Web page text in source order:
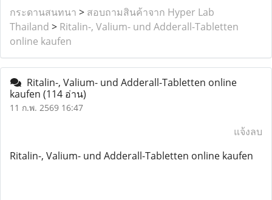
กระดานสนทนา > สอบถามสินค้าจาก Hyper Lab
Thailand > Ritalin-, Valium- und Adderall-Tabletten
online kaufen
Ritalin-, Valium- und Adderall-Tabletten online
kaufen (114 อ่าน)
11 ก.พ. 2569 16:47
แจ้งลบ
Ritalin-, Valium- und Adderall-Tabletten online kaufen